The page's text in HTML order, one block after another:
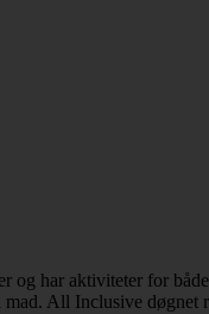
og har aktiviteter for
All Inclusive døgnet